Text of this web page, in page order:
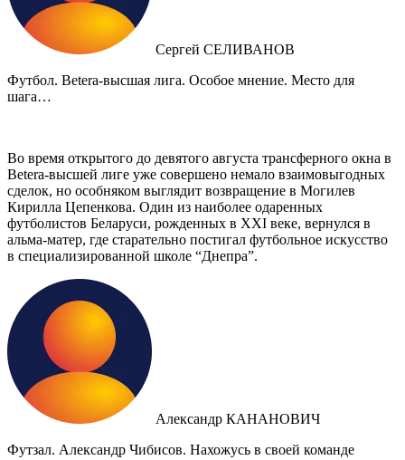
Сергей СЕЛИВАНОВ
Футбол. Betera-высшая лига. Особое мнение. Место для
шага…
Во время открытого до девятого августа трансферного окна в
Betera-высшей лиге уже совершено немало взаимовыгодных
сделок, но особняком выглядит возвращение в Могилев
Кирилла Цепенкова. Один из наиболее одаренных
футболистов Беларуси, рожденных в XXI веке, вернулся в
альма-матер, где старательно постигал футбольное искусство
в специализированной школе “Днепра”.
Александр КАНАНОВИЧ
Футзал. Александр Чибисов. Нахожусь в своей команде